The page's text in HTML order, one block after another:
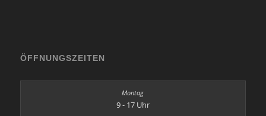
ÖFFNUNGSZEITEN
9 - 17 Uhr